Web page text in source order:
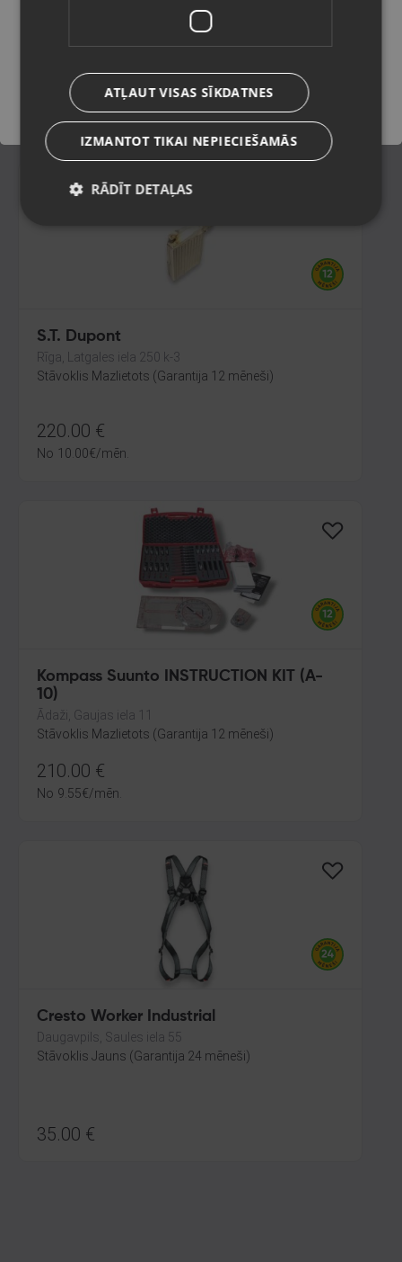
Stāvoklis Jauns (Garantija 24 mēneši)
35.00€
S.T. Dupont
Rīga, Latgales iela 250 k-3
Stāvoklis Mazlietots (Garantija 12 mēneši)
220.00 €
No 10.00€/mēn.
Kompass Suunto INSTRUCTION KIT (A-
10)
Ādaži, Gaujas iela 11
Stāvoklis Mazlietots (Garantija 12 mēneši)
210.00 €
No 9.55€/mēn.
Cresto Worker Industrial
Daugavpils, Saules iela 55
Stāvoklis Jauns (Garantija 24 mēneši)
35.00 €
Saglabāt
ATĻAUT VISAS SĪKDATNES
IZMANTOT TIKAI NEPIECIEŠAMĀS
RĀDĪT DETAĻAS